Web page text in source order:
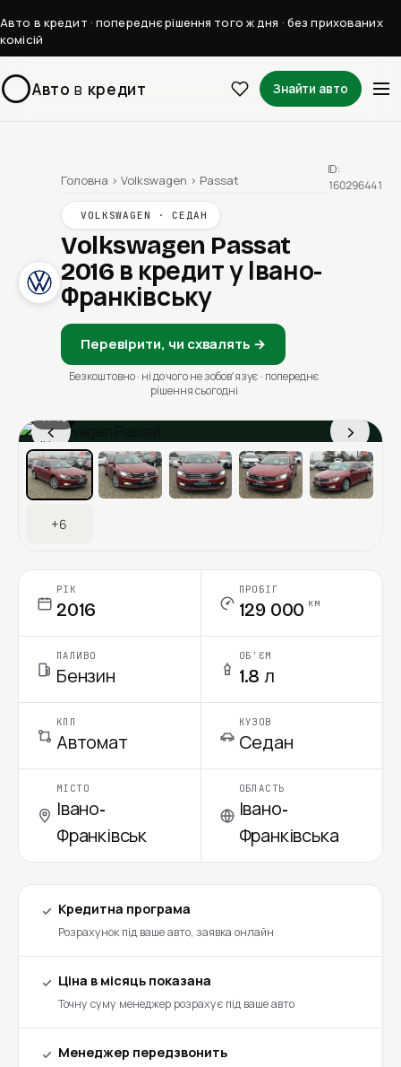
Авто в кредит · попереднє рішення того ж дня · без прихованих
комісій
Авто в кредит Знайти авто
Головна › Volkswagen › Passat
VOLKSWAGEN · СЕДАН
Volkswagen Passat
2016 в кредит у Івано-
Франківську
Перевірити, чи схвалять →
Безкоштовно · ні до чого не зобовʼязує · попереднє
рішення сьогодні
ID:
160296441
‹ ›
1 / 13
Ціна в місяць
+6
РІК
2016
ПРОБІГ
129 000 км
ПАЛИВО
Бензин
ОБ'ЄМ
1.8 л
КПП
Автомат
КУЗОВ
Седан
МІСТО
Івано-
Франківськ
ОБЛАСТЬ
Івано-
Франківська
Кредитна програма
Розрахунок під ваше авто, заявка онлайн
Ціна в місяць показана
Точну суму менеджер розрахує під ваше авто
Менеджер передзвонить